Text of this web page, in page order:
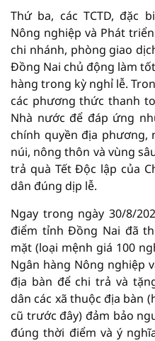
Thứ ba, các TCTD, đặc
Nông nghiệp và Phát
chi nhánh, phòng giao
Đồng Nai chủ động làm
hàng trong kỳ nghỉ lễ.
các phương thức thanh
Nhà nước để đáp ứng
chính quyền địa phương,
núi, nông thôn và vùng
trả quà Tết Độc lập của
dân đúng dịp lễ.
Ngay trong ngày 30/8/
điểm tỉnh Đồng Nai đã
mặt (loại mệnh giá 100
Ngân hàng Nông nghiệp
địa bàn để chi trả và
dân các xã thuộc địa bàn
cũ trước đây) đảm bảo
đúng thời điểm và ý